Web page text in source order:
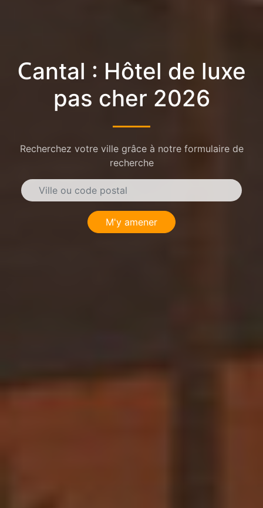
Cantal : Hôtel de luxe
pas cher 2026
Recherchez votre ville grâce à notre formulaire de
recherche
M'y amener